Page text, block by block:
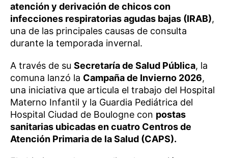
atención y derivación de chicos con
infecciones respiratorias agudas bajas (IRAB),
una de las principales causas de consulta
durante la temporada invernal.
A través de su Secretaría de Salud Pública, la
comuna lanzó la Campaña de Invierno 2026,
una iniciativa que articula el trabajo del Hospital
Materno Infantil y la Guardia Pediátrica del
Hospital Ciudad de Boulogne con postas
sanitarias ubicadas en cuatro Centros de
Atención Primaria de la Salud (CAPS).